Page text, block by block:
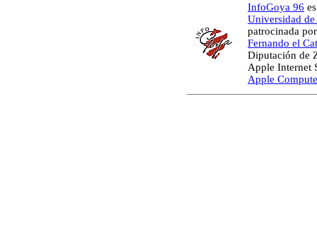
InfoGoya 96
Universidad de
patrocinada
Fernando el
Diputación de
Apple Internet
Apple